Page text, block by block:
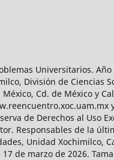
Universitarios.
División de Ciencias
Cd. de México y
de Derechos al Uso
Responsables de la
Unidad Xochimilco,
de marzo de 2026.